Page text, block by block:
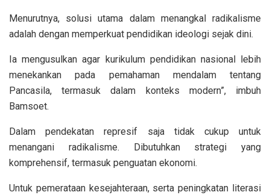
Menurutnya, solusi utama dalam menangkal radikalisme
adalah dengan memperkuat pendidikan ideologi sejak dini.
Ia mengusulkan agar kurikulum pendidikan nasional lebih
menekankan pada pemahaman mendalam tentang
Pancasila, termasuk dalam konteks modern”, imbuh
Bamsoet.
Dalam pendekatan represif saja tidak cukup untuk
menangani radikalisme. Dibutuhkan strategi yang
komprehensif, termasuk penguatan ekonomi.
Untuk pemerataan kesejahteraan, serta peningkatan literasi